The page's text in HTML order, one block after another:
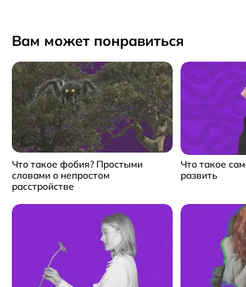
Вам может понравиться
Что такое фобия? Простыми
словами о непростом
расстройстве
Что такое
развить